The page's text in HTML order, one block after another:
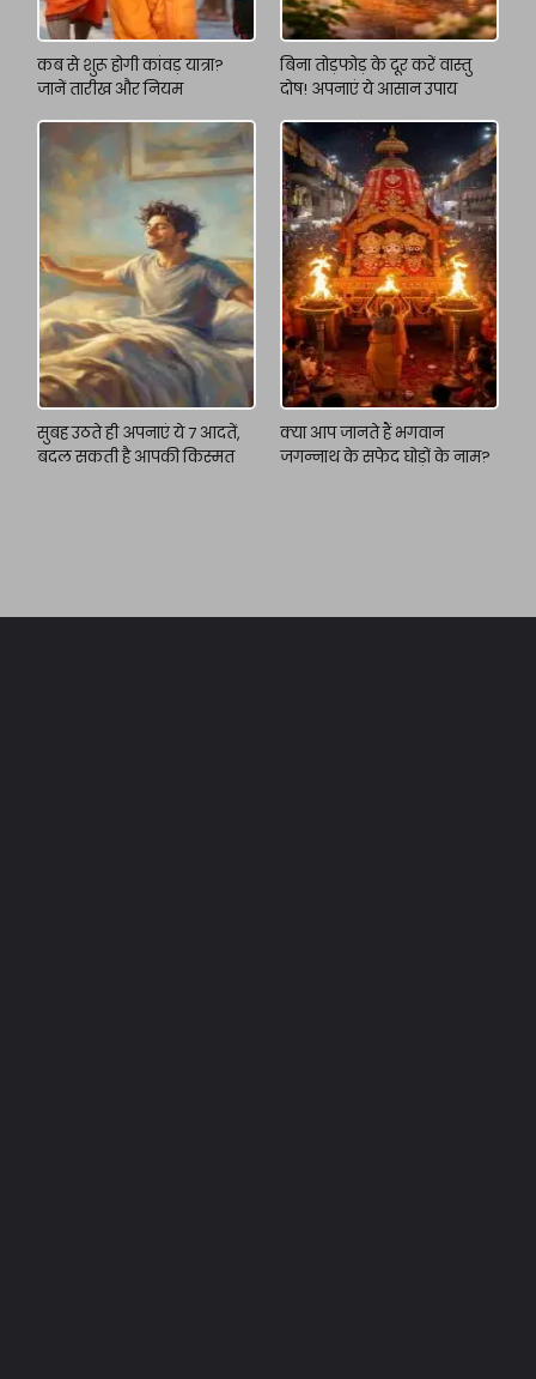
कब से शुरू होगी कांवड़ यात्रा?
जानें तारीख और नियम
बिना तोड़फोड़ के दूर करें वास्तु
दोष! अपनाएं ये आसान उपाय
सुबह उठते ही अपनाएं ये 7 आदतें,
बदल सकती है आपकी किस्मत
क्या आप जानते हैं भगवान
जगन्नाथ के सफेद घोड़ों के नाम?